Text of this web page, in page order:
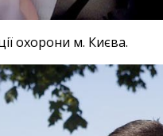
охорони м. Києва.